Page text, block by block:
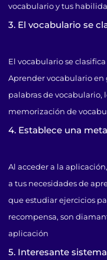
vocabulario y tus
3. El vocabulario se
El vocabulario se
Aprender vocabulario
palabras de vocabulario,
memorización de
4. Establece una
Al acceder a la
a tus necesidades de
que estudiar ejercicios
recompensa, son
aplicación
5. Interesante